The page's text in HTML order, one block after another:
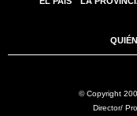
© Copyright
Director/